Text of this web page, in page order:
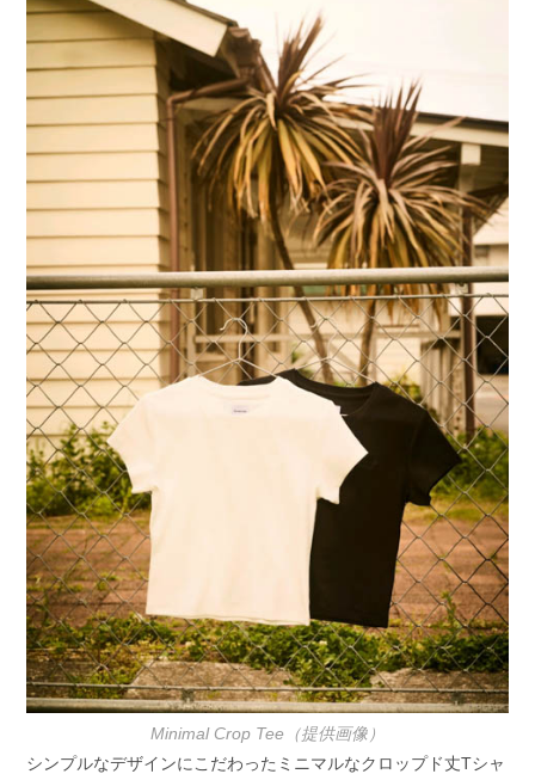
Minimal Crop Tee（提供画像）
シンプルなデザインにこだわったミニマルなクロップド丈Tシャ